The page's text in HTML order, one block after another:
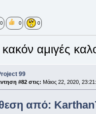
0 0 0
αμιγές
99
#82 στις: Μάιος 22, 2020,
από: